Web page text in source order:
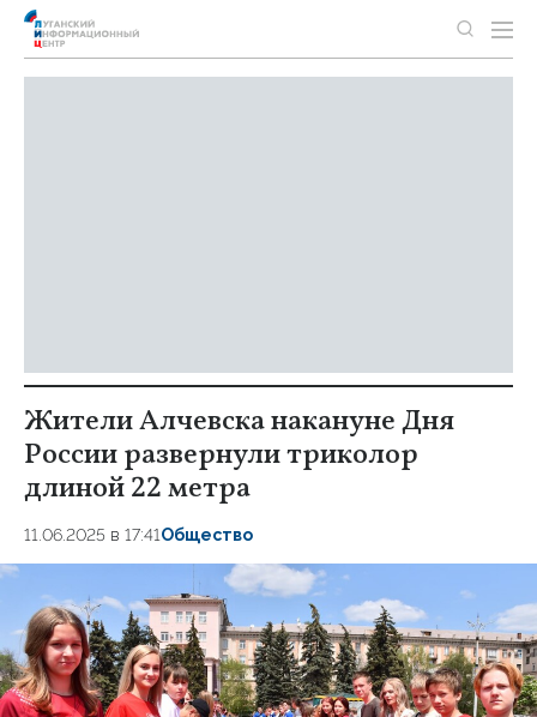
Жители Алчевска накануне Дня
России развернули триколор
длиной 22 метра
11.06.2025 в 17:41Общество